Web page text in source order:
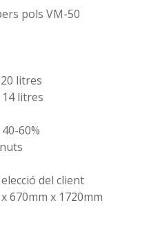
pols VM-50
litres
litres
60%
del client
670mm x 1720mm